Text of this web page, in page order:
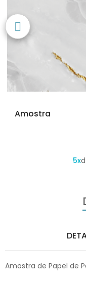
Amostra
5x
Amostra de Papel de